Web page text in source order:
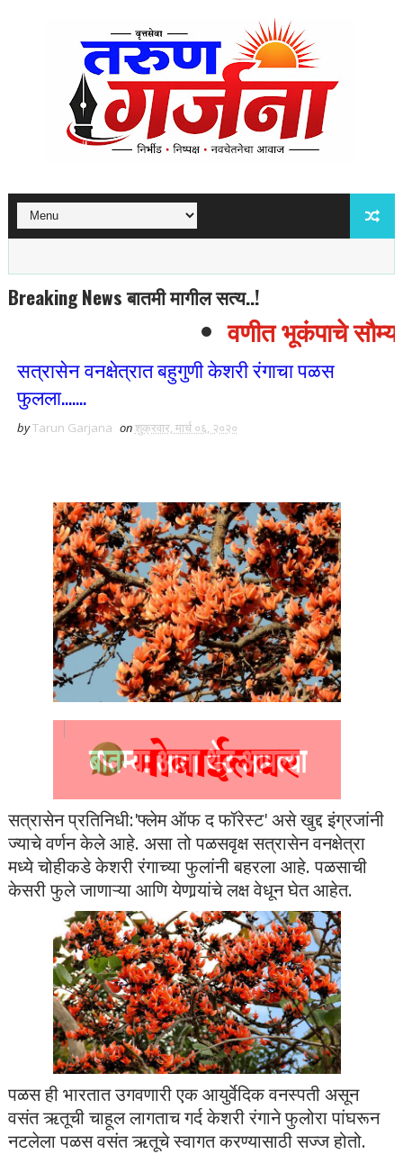
Breaking News बातमी मागील सत्य..!
वणीत भूकंपाचे सौम्य
सत्रासेन वनक्षेत्रात बहुगुणी केशरी रंगाचा पळस
फुलला.......
byTarun Garjana onशुक्रवार, मार्च ०६, २०२०
सत्रासेन प्रतिनिधी:'फ्लेम ऑफ द फॉरेस्ट' असे खुद्द इंग्रजांनी
ज्याचे वर्णन केले आहे. असा तो पळसवृक्ष सत्रासेन वनक्षेत्रा
मध्ये चोहीकडे केशरी रंगाच्या फुलांनी बहरला आहे. पळसाची
केसरी फुले जाणाऱ्या आणि येणार्‍यांचे लक्ष वेधून घेत आहेत.
पळस ही भारतात उगवणारी एक आयुर्वेदिक वनस्पती असून
वसंत ऋतूची चाहूल लागताच गर्द केशरी रंगाने फुलोरा पांघरून
नटलेला पळस वसंत ऋतूचे स्वागत करण्यासाठी सज्ज होतो.